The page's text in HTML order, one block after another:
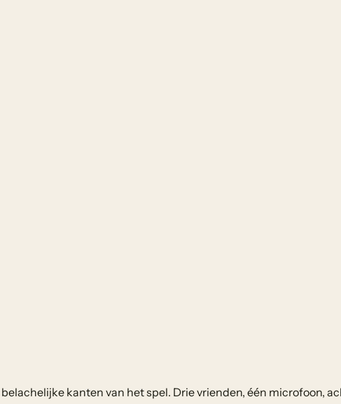
kanten van het spel. Drie vrienden, één microfoon,